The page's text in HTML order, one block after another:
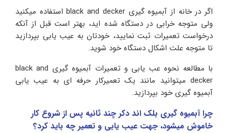
اگر در خانه از آبمیوه گیری black and decker استفاده میکنید
ولی متوجه خرابی در دستگاه شده اید، بهتر است قبل از آنکه
درخواست تعمیرات ثبت نمایید، خودتان به عیب یابی بپردازید
تا متوجه علت اشکال دستگاه خود شوید.
با مطالعه نحوه عب یابی و تعمیرات آبمیوه گیری black and
decker میتوانید مانند یک تعمیرکار حرفه ای به عیب یابی
آبمیوه گیری خود بپردازید.
چرا آبمیوه گیری بلک اند دکر چند ثانیه پس از شروع کار
خاموش میشود، جهت عیب یابی و تعمیر چه باید کرد؟